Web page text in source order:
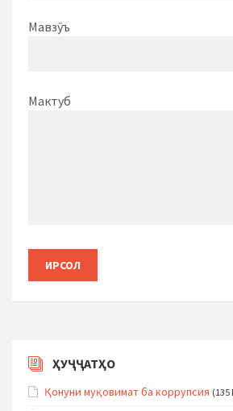
Мавзӯъ
Мактуб
ҲУҶҶАТҲО
Қонуни муқовимат ба коррупсия (135